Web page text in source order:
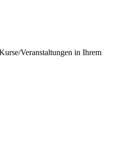
Veranstaltungen in Ihrem